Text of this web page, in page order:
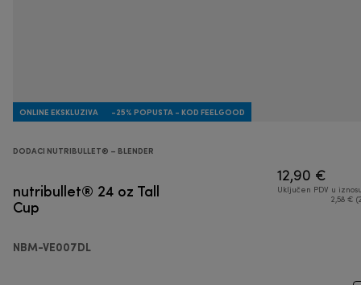
ONLINE EKSKLUZIVA -25% POPUSTA - KOD FEELGOOD
DODACI NUTRIBULLET® – BLENDER
nutribullet® 24 oz Tall
Cup
NBM-VE007DL
12,90 €
Uključen PDV u
2,58 €